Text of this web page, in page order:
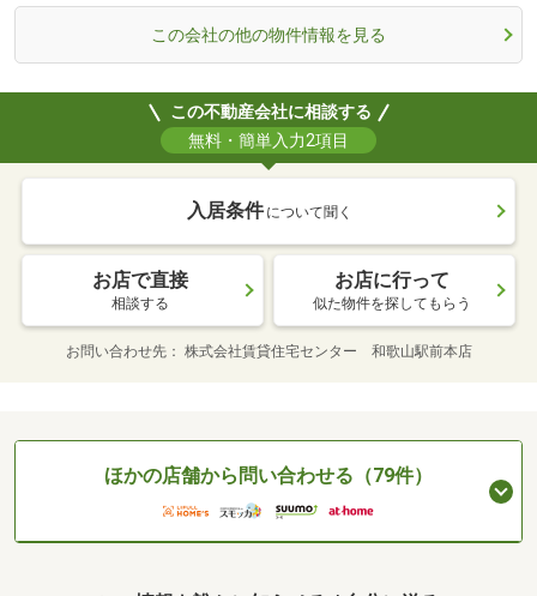
この会社の他の物件情報を見る
この不動産会社に相談する
無料・簡単入力2項目
入居条件 について聞く
お店で直接
相談する
お店に行って
似た物件を探してもらう
お問い合わせ先 株式会社賃貸住宅センター 和歌山駅前本店
ほかの店舗から問い合わせる（79件）